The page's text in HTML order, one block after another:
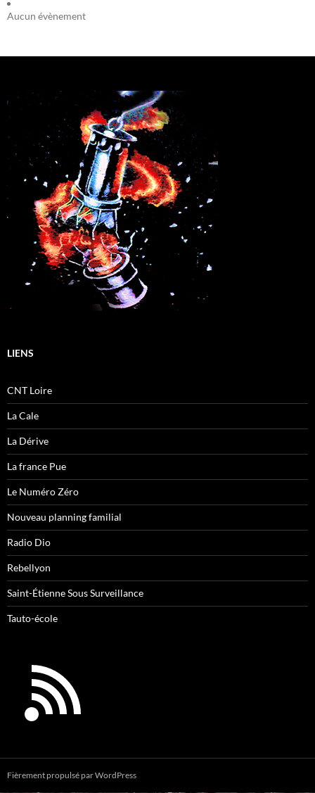
Aucun évènement
LIENS
CNT Loire
La Cale
La Dérive
La france Pue
Le Numéro Zéro
Nouveau planning familial
Radio Dio
Rebellyon
Saint-Étienne Sous Surveillance
Tauto-école
Fièrement propulsé par WordPress